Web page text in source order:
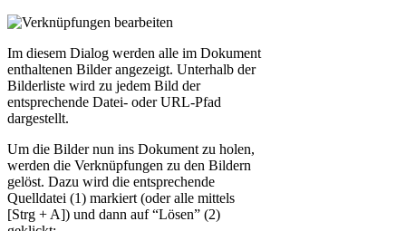
Im diesem Dialog werden alle im Dokument
enthaltenen Bilder angezeigt. Unterhalb der
Bilderliste wird zu jedem Bild der
entsprechende Datei- oder URL-Pfad
dargestellt.
Um die Bilder nun ins Dokument zu holen,
werden die Verknüpfungen zu den Bildern
gelöst. Dazu wird die entsprechende
Quelldatei (1) markiert (oder alle mittels
[Strg + A]) und dann auf “Lösen” (2)